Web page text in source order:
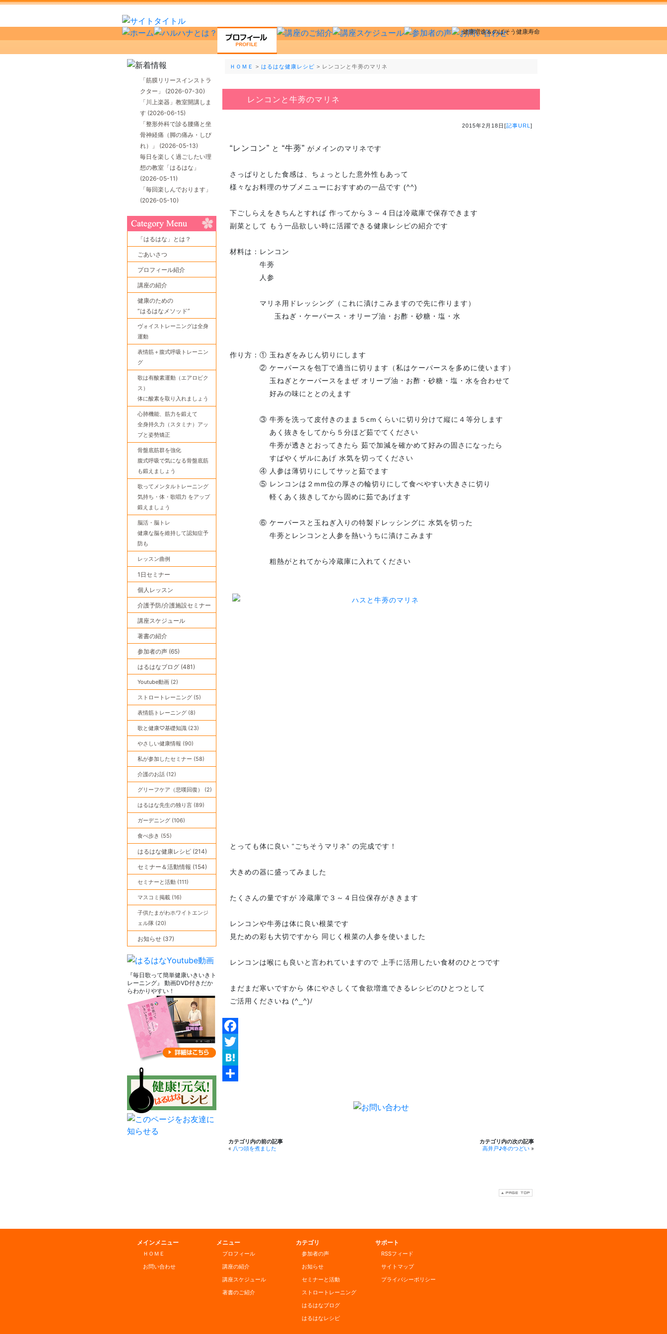
健康増進＆のばそう健康寿命
ＨＯＭＥ > はるはな健康レシピ > レンコンと牛蒡のマリネ
レンコンと牛蒡のマリネ
2015年2月18日[記事URL ]
“レンコン” と “牛蒡” がメインのマリネです
さっぱりとした食感は、ちょっとした意外性もあって
様々なお料理のサブメニューにおすすめの一品です (^^)
下ごしらえをきちんとすれば 作ってから３～４日は冷蔵庫で保存できます
副菜として もう一品欲しい時に活躍できる健康レシピの紹介です
材料は：レンコン
牛蒡
人参
マリネ用ドレッシング（これに漬けこみますので先に作ります）
玉ねぎ・ケーパース・オリーブ油・お酢・砂糖・塩・水
作り方：① 玉ねぎをみじん切りにします
② ケーパースを包丁で適当に切ります（私はケーパースを多めに使います）
玉ねぎとケーパースをまぜ オリーブ油・お酢・砂糖・塩・水を合わせて
好みの味にととのえます
③ 牛蒡を洗って皮付きのまま５cmくらいに切り分けて縦に４等分します
あく抜きをしてから５分ほど茹でてください
牛蒡が透きとおってきたら 茹で加減を確かめて好みの固さになったら
すばやくザルにあげ 水気を切ってください
④ 人参は薄切りにしてサッと茹でます
⑤ レンコンは２mm位の厚さの輪切りにして食べやすい大きさに切り
軽くあく抜きしてから固めに茹であげます
⑥ ケーパースと玉ねぎ入りの特製ドレッシングに 水気を切った
牛蒡とレンコンと人参を熱いうちに漬けこみます
粗熱がとれてから冷蔵庫に入れてください
とっても体に良い “ごちそうマリネ” の完成です！
大きめの器に盛ってみました
たくさんの量ですが 冷蔵庫で３～４日位保存がききます
レンコンや牛蒡は体に良い根菜です
見ための彩も大切ですから 同じく根菜の人参を使いました
レンコンは喉にも良いと言われていますので 上手に活用したい食材のひとつです
まだまだ寒いですから 体にやさしくて食欲増進できるレシピのひとつとして
ご活用くださいね (^_^)/
Facebook
Twitter
Hatena
カテゴリ内の前の記事
« 八つ頭を煮ました
カテゴリ内の次の記事
高井戸♪冬のつどい »
「筋膜リリースインストラ
クター」 (2026-07-30)
「川上楽器」教室開講しま
す (2026-06-15)
「整形外科で診る腰痛と坐
骨神経痛（脚の痛み・しび
れ）」 (2026-05-13)
毎日を楽しく過ごしたい理
想の教室「はるはな」
(2026-05-11)
「毎回楽しんでおります」
(2026-05-10)
「はるはな」とは？
ごあいさつ
プロフィール紹介
講座の紹介
健康のための
“はるはなメソッド”
ヴォイストレーニングは全身
運動
表情筋＋腹式呼吸トレーニン
グ
歌は有酸素運動（エアロビク
ス）
体に酸素を取り入れましょう
心肺機能、筋力を鍛えて
全身持久力（スタミナ）アッ
プと姿勢矯正
骨盤底筋群を強化
腹式呼吸で気になる骨盤底筋
も鍛えましょう
歌ってメンタルトレーニング
気持ち・体・歌唱力 をアップ
鍛えましょう
脳活・脳トレ
健康な脳を維持して認知症予
防も
レッスン曲例
1日セミナー
個人レッスン
介護予防/介護施設セミナー
講座スケジュール
著書の紹介
参加者の声 (65)
はるはなブログ (481)
Youtube動画 (2)
ストロートレーニング (5)
表情筋トレーニング (8)
歌と健康♡基礎知識 (23)
やさしい健康情報 (90)
私が参加したセミナー (58)
介護のお話 (12)
グリーフケア（悲嘆回復） (2)
はるはな先生の独り言 (89)
ガーデニング (106)
食べ歩き (55)
はるはな健康レシピ (214)
セミナー＆活動情報 (154)
セミナーと活動 (111)
マスコミ掲載 (16)
子供たまがわホワイトエンジ
ェル隊 (20)
お知らせ (37)
『毎日歌って簡単健康いきいきト
レーニング』 動画DVD付きだか
らわかりやすい！
メインメニュー
ＨＯＭＥ
お問い合わせ
メニュー
プロフィール
講座の紹介
講座スケジュール
著書のご紹介
カテゴリ
参加者の声
お知らせ
セミナーと活動
ストロートレーニング
はるはなブログ
はるはなレシピ
サポート
RSSフィード
サイトマップ
プライバシーポリシー